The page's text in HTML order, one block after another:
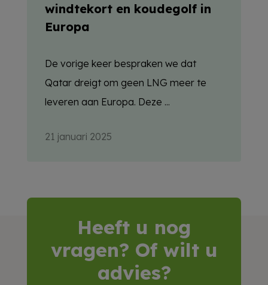
windtekort en koudegolf in
Europa
De vorige keer bespraken we dat
Qatar dreigt om geen LNG meer te
leveren aan Europa. Deze ...
21 januari 2025
Heeft u nog
vragen? Of wilt u
advies?